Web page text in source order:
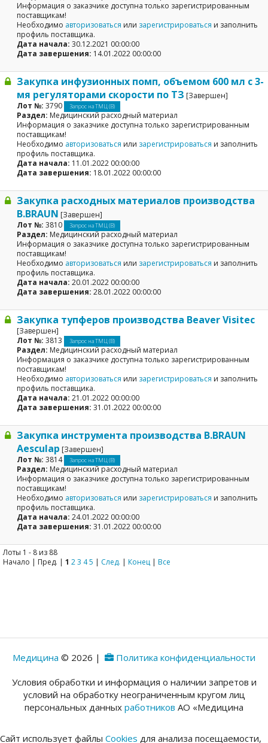
Лоты 1 - 8 из 88
Начало | Пред. | 1 23 45 | След. | Конец | Все
Информация о заказчике доступна только зарегистрированным
поставщикам!
Необходимо авторизоваться или зарегистрироваться и заполнить
профиль поставщика.
Дата начала: 30.12.2021 00:00:00
Дата завершения: 14.01.2022 00:00:00
Закупка инфузионных помп, объемом 600 мл с 3-
мя регуляторами скорости по ТЗ [Завершен]
Лот №: 3790 Запрос на ТМЦ (В)
Раздел: Медицинский расходный материал
Информация о заказчике доступна только зарегистрированным
поставщикам!
Необходимо авторизоваться или зарегистрироваться и заполнить
профиль поставщика.
Дата начала: 11.01.2022 00:00:00
Дата завершения: 18.01.2022 00:00:00
Закупка расходных материалов производства
B.BRAUN [Завершен]
Лот №: 3810 Запрос на ТМЦ (В)
Раздел: Медицинский расходный материал
Информация о заказчике доступна только зарегистрированным
поставщикам!
Необходимо авторизоваться или зарегистрироваться и заполнить
профиль поставщика.
Дата начала: 20.01.2022 00:00:00
Дата завершения: 28.01.2022 00:00:00
Закупка тупферов производства Beaver Visitec
[Завершен]
Лот №: 3813 Запрос на ТМЦ (В)
Раздел: Медицинский расходный материал
Информация о заказчике доступна только зарегистрированным
поставщикам!
Необходимо авторизоваться или зарегистрироваться и заполнить
профиль поставщика.
Дата начала: 21.01.2022 00:00:00
Дата завершения: 31.01.2022 00:00:00
Закупка инструмента производства B.BRAUN
Aesculap [Завершен]
Лот №: 3814 Запрос на ТМЦ (В)
Раздел: Медицинский расходный материал
Информация о заказчике доступна только зарегистрированным
поставщикам!
Необходимо авторизоваться или зарегистрироваться и заполнить
профиль поставщика.
Дата начала: 24.01.2022 00:00:00
Дата завершения: 31.01.2022 00:00:00
Медицина © 2026 | Политика конфиденциальности
Условия обработки и информация о наличии запретов и
условий на обработку неограниченным кругом лиц
персональных данных работников АО «Медицина
Сайт использует файлы Cookies для анализа посещаемости,